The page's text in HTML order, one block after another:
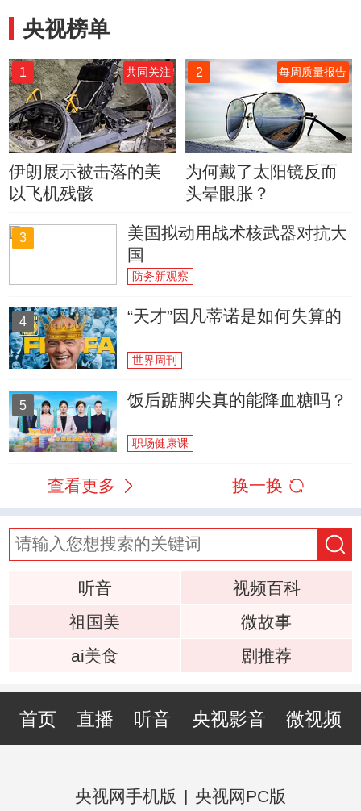
央视榜单
1 共同关注
伊朗展示被击落的美
以飞机残骸
2 每周质量报告
为何戴了太阳镜反而
头晕眼胀？
3
美国拟动用战术核武器对抗大
国
防务新观察
4 “天才”因凡蒂诺是如何失算的
世界周刊
5 饭后踮脚尖真的能降血糖吗？
职场健康课
查看更多 换一换
听音
视频百科
祖国美
微故事
ai美食
剧推荐
首页 直播 听音 央视影音 微视频
央视网手机版 | 央视网PC版